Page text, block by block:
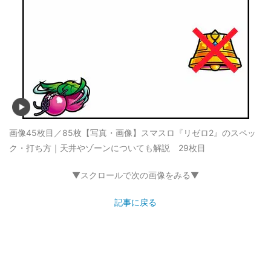
画像45枚目／85枚 【写真・画像】スマスロ『リゼロ2』のスペッ
ク・打ち方｜天井やゾーンについても解説 29枚目
▼スクロールで次の画像をみる▼
記事に戻る